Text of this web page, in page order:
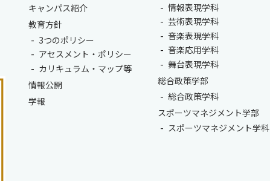
キャンパス紹介
教育方針
3つのポリシー
アセスメント・ポリシー
カリキュラム・マップ等
情報公開
学報
情報表現学科
芸術表現学科
音楽表現学科
音楽応用学科
舞台表現学科
総合政策学部
総合政策学科
スポーツマネジメント学部
スポーツマネジメント学科